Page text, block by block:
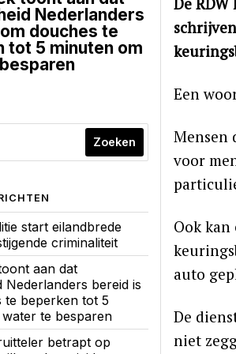
Een
Mensen
voor
Ook
auto
De
niet
Nederlanders
douches te
tot 5 minuten om
Zoeken
start eilandbrede
criminaliteit
aan dat
Nederlanders bereid is
te beperken tot 5
te besparen
betrapt op